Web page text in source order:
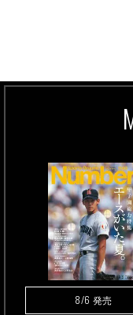
8/6 発売